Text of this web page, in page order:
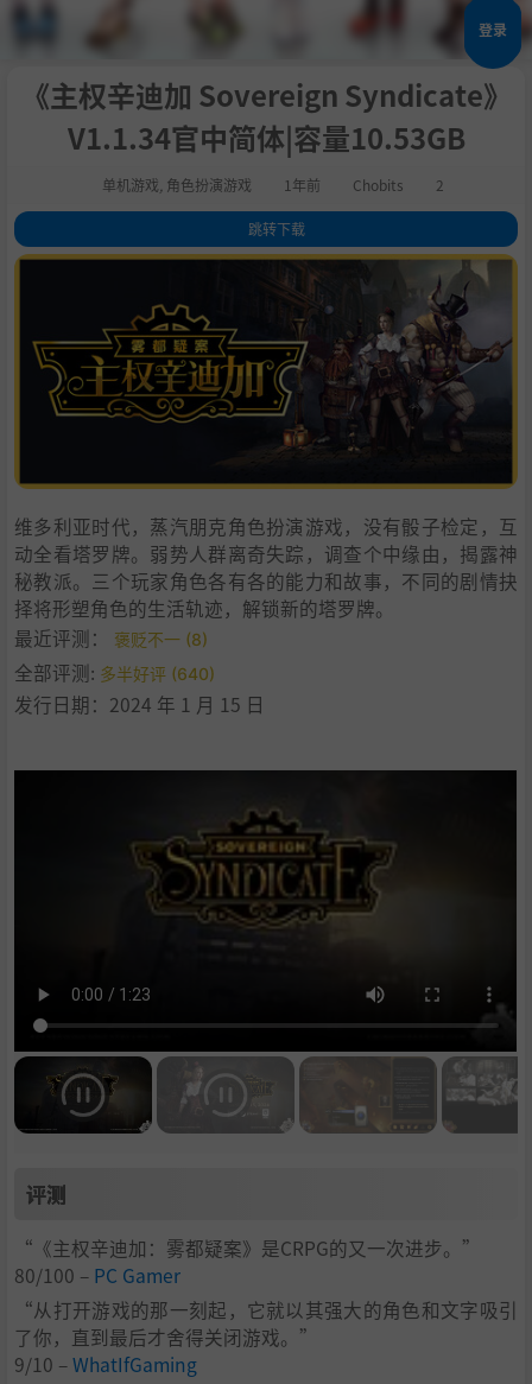
登录
《主权辛迪加 Sovereign Syndicate》
V1.1.34官中简体|容量10.53GB
单机游戏 角色扮演游戏 1年前 Chobits 2
跳转下载
1.评测
4.
系统需求
支持作者
维多利亚时代，蒸汽朋克角色扮演游戏，没有骰子检定，互
动全看塔罗牌。弱势人群离奇失踪，调查个中缘由，揭露神
秘教派。三个玩家角色各有各的能力和故事，不同的剧情抉
择将形塑角色的生活轨迹，解锁新的塔罗牌。
最近评测：
褒贬不一 (8)
全部评测: 多半好评 (640)
发行日期：2024 年 1 月 15 日
评测
“《主权辛迪加：雾都疑案》是CRPG的又一次进步。”
80/100 – PC Gamer
“从打开游戏的那一刻起，它就以其强大的角色和文字吸引
了你，直到最后才舍得关闭游戏。”
9/10 –WhatIfGaming